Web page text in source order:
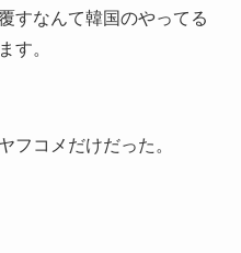
すなんて韓国のやってる
す。
フコメだけだった。